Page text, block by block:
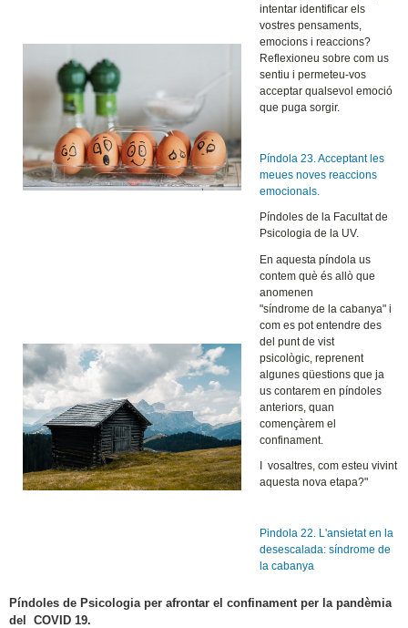
intentar identificar els
vostres pensaments,
emocions i reaccions?
Reflexioneu sobre com us
sentiu i permeteu-vos
acceptar qualsevol emoció
que puga sorgir.
Píndola 23. Acceptant les
meues noves reaccions
emocionals.
Píndoles de la Facultat de
Psicologia de la UV.
En aquesta píndola us
contem què és allò que
anomenen
"síndrome de la cabanya" i
com es pot entendre des
del punt de vist
psicològic, reprenent
algunes qüestions que ja
us contarem en píndoles
anteriors, quan
començàrem el
confinament.
I vosaltres, com esteu vivint
aquesta nova etapa?"
Pindola 22. L'ansietat en la
desescalada: síndrome de
la cabanya
​Píndoles de Psicologia per afrontar el confinament per la pandèmia
del COVID 19.